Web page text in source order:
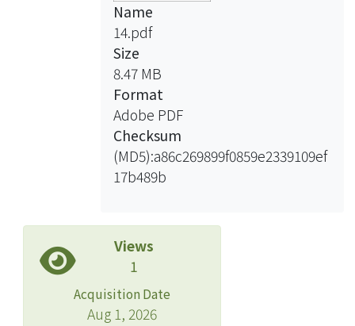
Name
14.pdf
Size
8.47 MB
Format
Adobe PDF
Checksum
(MD5):a86c269899f0859e2339109ef
17b489b
Views
1
Acquisition Date
Aug 1, 2026